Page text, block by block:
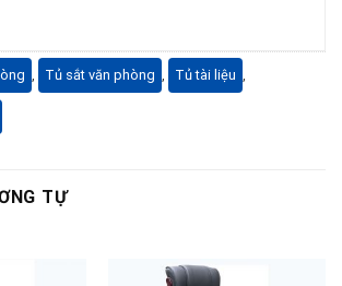
Tủ sắt văn phòng Tủ tài liệu
TỰ